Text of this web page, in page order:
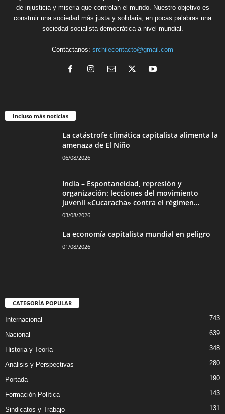
de injusticia y miseria que controlan el mundo. Nuestro objetivo es
construir una sociedad más justa y solidaria, en pocas palabras una
sociedad socialista democrática a nivel mundial.
Contáctanos: srchilecontacto@gmail.com
Incluso más noticias
La catástrofe climática capitalista alimenta la
amenaza de El Niño
06/08/2026
India – Espontaneidad, represión y
organización: lecciones del movimiento
juvenil «Cucaracha» contra el régimen...
03/08/2026
La economía capitalista mundial en peligro
01/08/2026
CATEGORÍA POPULAR
Internacional 743
Nacional 639
Historia y Teoría 348
Análisis y Perspectivas 280
Portada 190
Formación Política 143
Sindicatos y Trabajo 131